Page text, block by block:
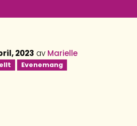
2023 av Marielle
Evenemang